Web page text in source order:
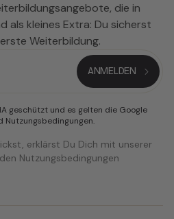
die in
als kleines Extra: Du sicherst
Weiterbildung.
geschützt und es gelten die Google
Nutzungsbedingungen.
erklärst Du Dich mit unserer
Nutzungsbedingungen